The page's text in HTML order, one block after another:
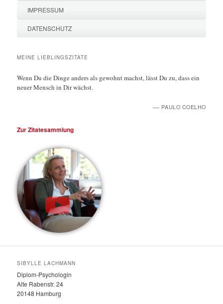
IMPRESSUM
DATENSCHUTZ
MEINE LIEBLINGSZITATE
Wenn Du die Dinge anders als gewohnt machst, lässt Du zu, dass ein
neuer Mensch in Dir wächst.
— PAULO COELHO
Zur Zitatesammlung
SIBYLLE LACHMANN
Diplom-Psychologin
Alte Rabenstr. 24
20148 Hamburg